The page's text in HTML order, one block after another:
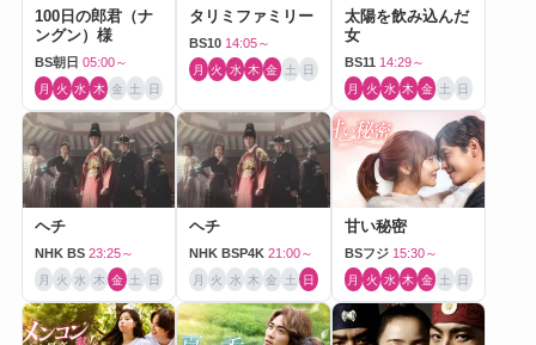
100日の郎君（ナ
ングン）様
BS朝日 05:00～
月 火 水 木 金 土 日
タリミファミリー
BS10 14:05～
月 火 水 木 金 土 日
太陽を飲み込んだ
女
BS11 14:29～
月 火 水 木 金 土 日
ヘチ
NHK BS 23:25～
月 火 水 木 金 土 日
ヘチ
NHK BSP4K 21:00～
月 火 水 木 金 土 日
甘い秘密
BSフジ 15:30～
月 火 水 木 金 土 日